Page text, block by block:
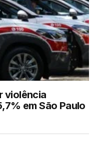
violência
em São Paulo